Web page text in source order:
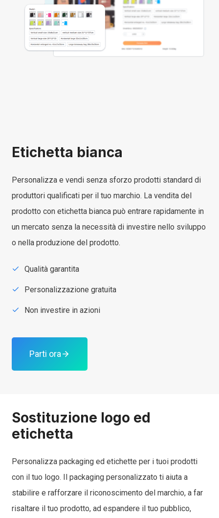
Etichetta bianca
Personalizza e vendi senza sforzo prodotti standard di
produttori qualificati per il tuo marchio. La vendita del
prodotto con etichetta bianca può entrare rapidamente in
un mercato senza la necessità di investire nello sviluppo
o nella produzione del prodotto.
Qualità garantita
Personalizzazione gratuita
Non investire in azioni
Parti ora
Sostituzione logo ed
etichetta
Personalizza packaging ed etichette per i tuoi prodotti
con il tuo logo. Il packaging personalizzato ti aiuta a
stabilire e rafforzare il riconoscimento del marchio, a far
risaltare il tuo prodotto, ad espandere il tuo pubblico,